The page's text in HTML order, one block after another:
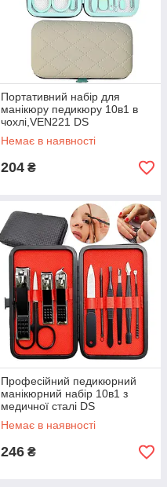
Портативний набір для
манікюру педикюру 10в1 в
чохлі,VEN221 DS
Немає в наявності
204 ₴
Професійний педикюрний
манікюрний набір 10в1 з
медичної сталі DS
Немає в наявності
246 ₴